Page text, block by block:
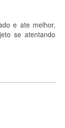
e ate melhor,
se atentando